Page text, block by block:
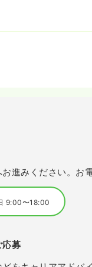
お進みください。お
9:00〜18:00
応募